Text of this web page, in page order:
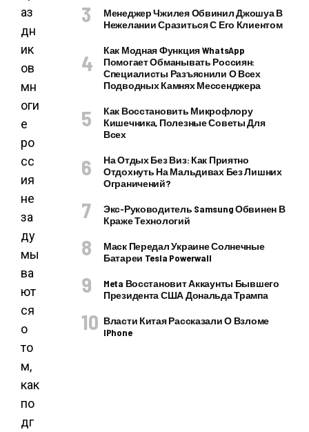
аз
дн
ик
ов
мн
оги
е
ро
сс
ия
не
за
ду
мы
ва
ют
ся
о
то
м,
как
по
дг
Менеджер Чжилея Обвинил Джошуа В
Нежелании Сразиться С Его Клиентом
Как Модная Функция WhatsApp
Помогает Обманывать Россиян:
Специалисты Разъяснили О Всех
Подводных Камнях Мессенджера
Как Восстановить Микрофлору
Кишечника, Полезные Советы Для
Всех
На Отдых Без Виз: Как Приятно
Отдохнуть На Мальдивах Без Лишних
Ограничений?
Экс-Руководитель Samsung Обвинен В
Краже Технологий
Маск Передал Украине Солнечные
Батареи Tesla Powerwall
Meta Восстановит Аккаунты Бывшего
Президента США Дональда Трампа
Власти Китая Рассказали О Взломе
IPhone